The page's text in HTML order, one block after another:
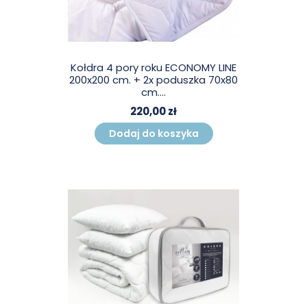
Kołdra 4 pory roku ECONOMY LINE
200x200 cm. + 2x poduszka 70x80
cm....
220,00 zł
Dodaj do koszyka